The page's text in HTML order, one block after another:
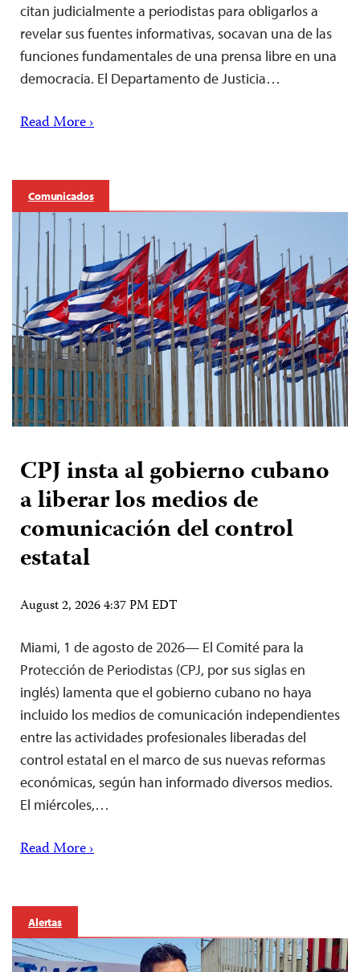
citan judicialmente a periodistas para obligarlos a
revelar sus fuentes informativas, socavan una de las
funciones fundamentales de una prensa libre en una
democracia. El Departamento de Justicia…
Read More ›
Comunicados
CPJ insta al gobierno cubano
a liberar los medios de
comunicación del control
estatal
August 2, 2026 4:37 PM EDT
Miami, 1 de agosto de 2026— El Comité para la
Protección de Periodistas (CPJ, por sus siglas en
inglés) lamenta que el gobierno cubano no haya
incluido los medios de comunicación independientes
entre las actividades profesionales liberadas del
control estatal en el marco de sus nuevas reformas
económicas, según han informado diversos medios.
El miércoles,…
Read More ›
Alertas